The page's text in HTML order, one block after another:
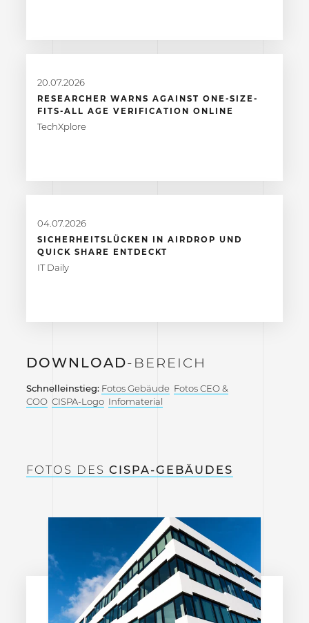
20.07.2026
RESEARCHER WARNS AGAINST ONE-SIZE-
FITS-ALL AGE VERIFICATION ONLINE
TechXplore
04.07.2026
SICHERHEITSLÜCKEN IN AIRDROP UND
QUICK SHARE ENTDECKT
IT Daily
DOWNLOAD-BEREICH
Schnelleinstieg: Fotos Gebäude Fotos CEO &
COO CISPA-Logo Infomaterial
FOTOS DES CISPA-GEBÄUDES